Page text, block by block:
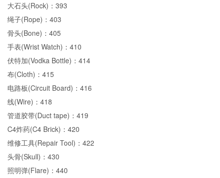
大石头(Rock)：393
绳子(Rope)：403
骨头(Bone)：405
手表(Wrist Watch)：410
伏特加(Vodka Bottle)：414
布(Cloth)：415
电路板(Circuit Board)：416
线(Wire)：418
管道胶带(Duct tape)：419
C4炸药(C4 Brick)：420
维修工具(Repair Tool)：422
头骨(Skull)：430
照明弹(Flare)：440